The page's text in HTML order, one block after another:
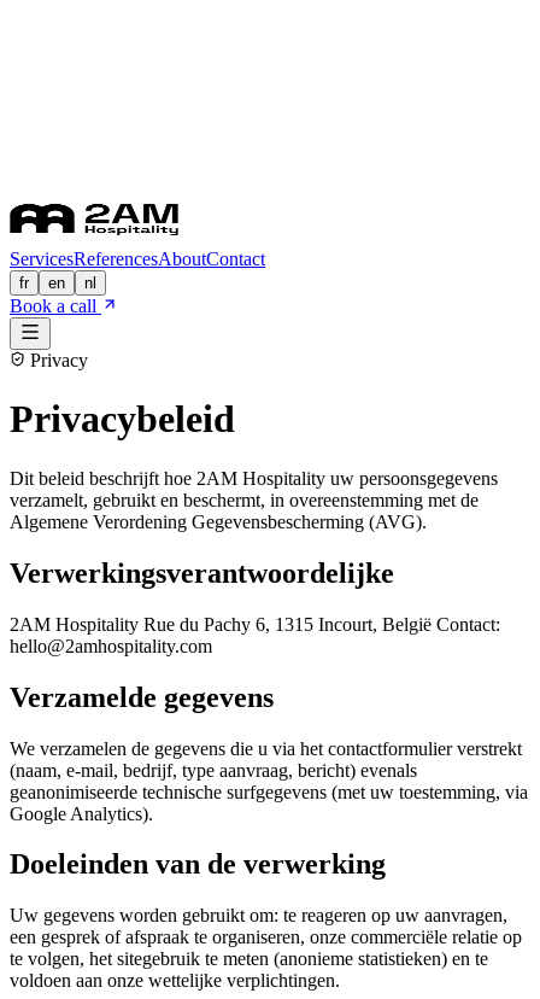
ServicesReferencesAboutContact
fr en nl
Book a call
Privacy
Privacybeleid
Dit beleid beschrijft hoe 2AM Hospitality uw persoonsgegevens
verzamelt, gebruikt en beschermt, in overeenstemming met de
Algemene Verordening Gegevensbescherming (AVG).
Verwerkingsverantwoordelijke
2AM Hospitality Rue du Pachy 6, 1315 Incourt, België Contact:
hello@2amhospitality.com
Verzamelde gegevens
We verzamelen de gegevens die u via het contactformulier verstrekt
(naam, e-mail, bedrijf, type aanvraag, bericht) evenals
geanonimiseerde technische surfgegevens (met uw toestemming, via
Google Analytics).
Doeleinden van de verwerking
Uw gegevens worden gebruikt om: te reageren op uw aanvragen,
een gesprek of afspraak te organiseren, onze commerciële relatie op
te volgen, het sitegebruik te meten (anonieme statistieken) en te
voldoen aan onze wettelijke verplichtingen.